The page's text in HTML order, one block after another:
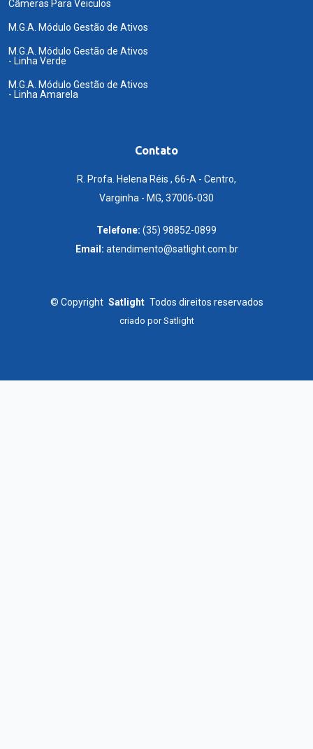
Câmeras Para Veiculos
M.G.A. Módulo Gestão de Ativos
M.G.A. Módulo Gestão de Ativos
- Linha Verde
M.G.A. Módulo Gestão de Ativos
- Linha Amarela
Contato
R. Profa. Helena Réis , 66-A - Centro,
Varginha - MG, 37006-030
Telefone: (35) 98852-0899
Email: atendimento@satlight.com.br
© Copyright Satlight Todos direitos reservados
criado porSatlight